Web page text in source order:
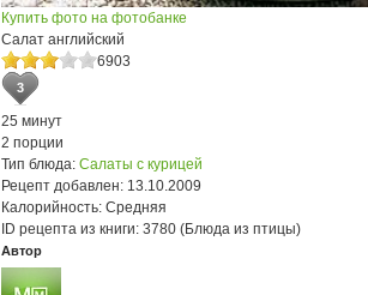
Купить фото на фотобанке
Салат английский
6903
3
25 минут
2 порции
Тип блюда: Салаты с курицей
Рецепт добавлен: 13.10.2009
Калорийность: Средняя
ID рецепта из книги: 3780 (Блюда из птицы)
Автор